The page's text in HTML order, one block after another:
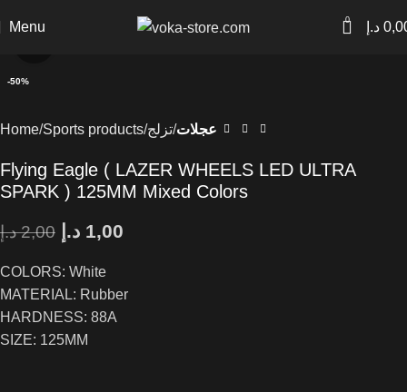
Menu 0 د.إ
-50%
Home Sports products تزلج عجلات
Flying Eagle ( LAZER WHEELS LED ULTRA
SPARK ) 125MM Mixed Colors
2,00 د.إ 1,00 د.إ
COLORS: White
MATERIAL: Rubber
HARDNESS: 88A
SIZE: 125MM